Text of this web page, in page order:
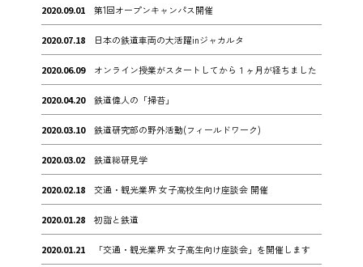
2020.09.01 第1回オープンキャンパス開催
2020.07.18 日本の鉄道車両の大活躍inジャカルタ
2020.06.09 オンライン授業がスタートしてから１ヶ月が経ちました
2020.04.20 鉄道偉人の「掃苔」
2020.03.10 鉄道研究部の野外活動(フィールドワーク)
2020.03.02 鉄道総研見学
2020.02.18 交通・観光業界 女子高校生向け座談会 開催
2020.01.28 初詣と鉄道
2020.01.21 「交通・観光業界 女子高生向け座談会」を開催します